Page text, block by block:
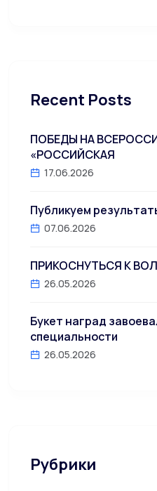
Recent Posts
ПОБЕДЫ НА
«РОССИЙСКАЯ
17.06.2026
Публикуем
07.06.2026
ПРИКОСНУТЬСЯ К
26.05.2026
Букет наград
специальности
26.05.2026
Рубрики